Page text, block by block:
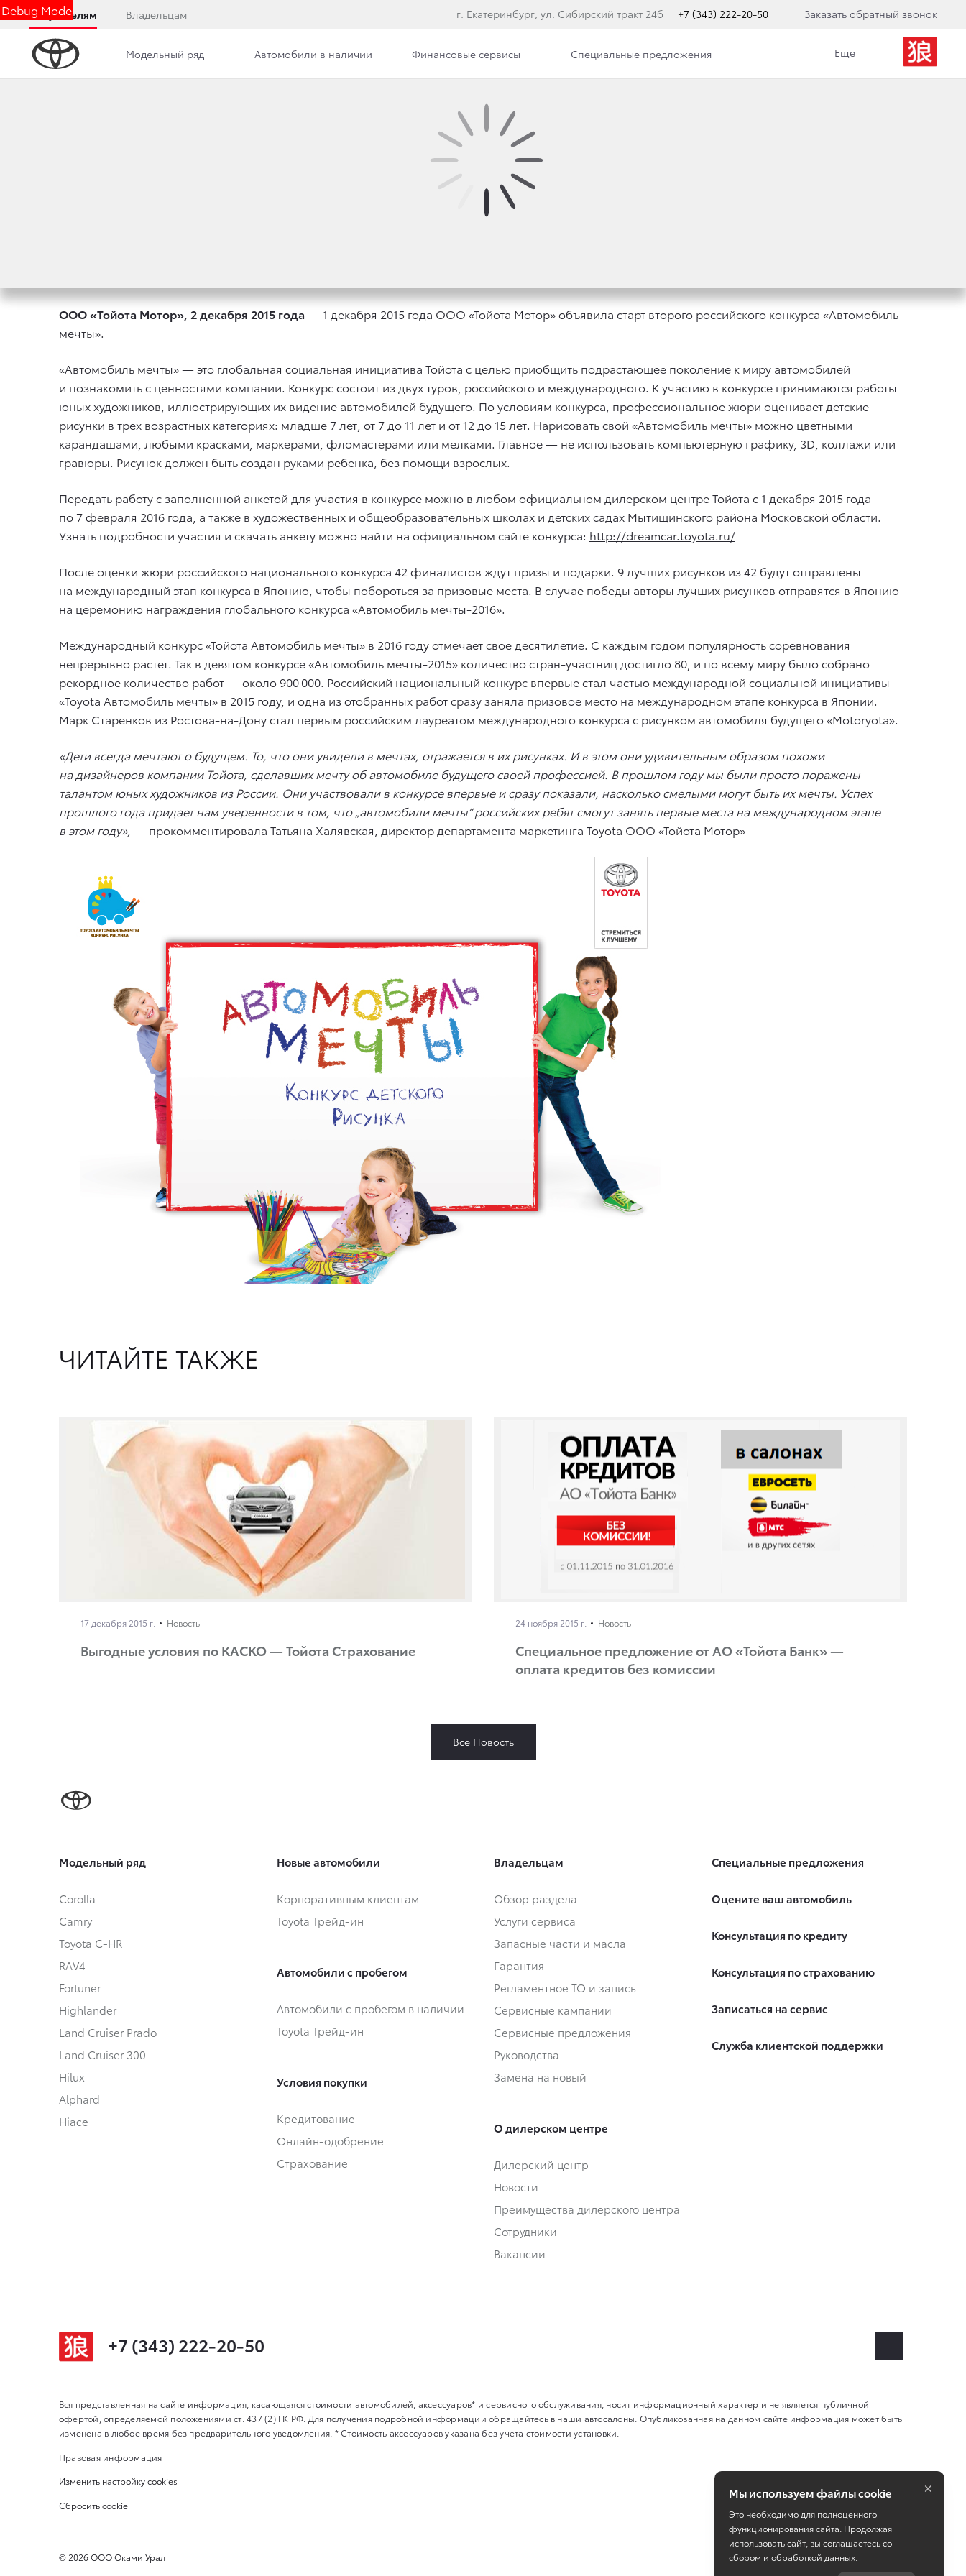
Debug Mode
Покупателям Владельцам г. Екатеринбург, ул. Сибирский тракт 24б +7 (343) 222-20-50 Заказать обратный звонок
Модельный ряд Автомобили в наличии Финансовые сервисы Специальные предложения Еще
TOYOTA ДАЕТ СТАРТ ВТОРОМУ РОССИЙСКОМУ КОНКУРСУ
ДЕТСКОГО РИСУНКА «АВТОМОБИЛЬ МЕЧТЫ»
ООО «Тойота Мотор», 2 декабря 2015 года — 1 декабря 2015 года ООО «Тойота Мотор» объявила старт второго российского конкурса «Автомобиль
мечты».
«Автомобиль мечты» — это глобальная социальная инициатива Тойота с целью приобщить подрастающее поколение к миру автомобилей
и познакомить с ценностями компании. Конкурс состоит из двух туров, российского и международного. К участию в конкурсе принимаются работы
юных художников, иллюстрирующих их видение автомобилей будущего. По условиям конкурса, профессиональное жюри оценивает детские
рисунки в трех возрастных категориях: младше 7 лет, от 7 до 11 лет и от 12 до 15 лет. Нарисовать свой «Автомобиль мечты» можно цветными
карандашами, любыми красками, маркерами, фломастерами или мелками. Главное — не использовать компьютерную графику, 3D, коллажи или
гравюры. Рисунок должен быть создан руками ребенка, без помощи взрослых.
Передать работу с заполненной анкетой для участия в конкурсе можно в любом официальном дилерском центре Тойота с 1 декабря 2015 года
по 7 февраля 2016 года, а также в художественных и общеобразовательных школах и детских садах Мытищинского района Московской области.
Узнать подробности участия и скачать анкету можно найти на официальном сайте конкурса: http://dreamcar.toyota.ru/
После оценки жюри российского национального конкурса 42 финалистов ждут призы и подарки. 9 лучших рисунков из 42 будут отправлены
на международный этап конкурса в Японию, чтобы побороться за призовые места. В случае победы авторы лучших рисунков отправятся в Японию
на церемонию награждения глобального конкурса «Автомобиль мечты-2016».
Международный конкурс «Тойота Автомобиль мечты» в 2016 году отмечает свое десятилетие. С каждым годом популярность соревнования
непрерывно растет. Так в девятом конкурсе «Автомобиль мечты-2015» количество стран-участниц достигло 80, и по всему миру было собрано
рекордное количество работ — около 900 000. Российский национальный конкурс впервые стал частью международной социальной инициативы
«Toyota Автомобиль мечты» в 2015 году, и одна из отобранных работ сразу заняла призовое место на международном этапе конкурса в Японии.
Марк Старенков из Ростова-на-Дону стал первым российским лауреатом международного конкурса с рисунком автомобиля будущего «Motoryota».
«Дети всегда мечтают о будущем. То, что они увидели в мечтах, отражается в их рисунках. И в этом они удивительным образом похожи
на дизайнеров компании Тойота, сделавших мечту об автомобиле будущего своей профессией. В прошлом году мы были просто поражены
талантом юных художников из России. Они участвовали в конкурсе впервые и сразу показали, насколько смелыми могут быть их мечты. Успех
прошлого года придает нам уверенности в том, что „автомобили мечты“ российских ребят смогут занять первые места на международном этапе
в этом году», — прокомментировала Татьяна Халявская, директор департамента маркетинга Toyota ООО «Тойота Мотор»
ЧИТАЙТЕ ТАКЖЕ
17 декабря 2015 г. Новость
Выгодные условия по КАСКО — Тойота Страхование
24 ноября 2015 г. Новость
Специальное предложение от АО «Тойота Банк» —
оплата кредитов без комиссии
Все Новость
Модельный ряд
Corolla
Camry
Toyota C-HR
RAV4
Fortuner
Highlander
Land Cruiser Prado
Land Cruiser 300
Hilux
Alphard
Hiace
Новые автомобили
Корпоративным клиентам
Toyota Трейд-ин
Автомобили с пробегом
Автомобили с пробегом в наличии
Toyota Трейд-ин
Условия покупки
Кредитование
Онлайн-одобрение
Страхование
Владельцам
Обзор раздела
Услуги сервиса
Запасные части и масла
Гарантия
Регламентное ТО и запись
Сервисные кампании
Сервисные предложения
Руководства
Замена на новый
О дилерском центре
Дилерский центр
Новости
Преимущества дилерского центра
Сотрудники
Вакансии
Специальные предложения
Оцените ваш автомобиль
Консультация по кредиту
Консультация по страхованию
Записаться на сервис
Служба клиентской поддержки
+7 (343) 222-20-50
Вся представленная на сайте информация, касающаяся стоимости автомобилей, аксессуаров* и сервисного обслуживания, носит информационный характер и не является публичной
офертой, определяемой положениями ст. 437 (2) ГК РФ. Для получения подробной информации обращайтесь в наши автосалоны. Опубликованная на данном сайте информация может быть
изменена в любое время без предварительного уведомления. * Стоимость аксессуаров указана без учета стоимости установки.
Правовая информация
Изменить настройку cookies
Сбросить cookie
© 2026ООО Оками Урал Работает на технологиях
Мы используем файлы cookie
Это необходимо для полноценного
функционирования сайта. Продолжая
использовать сайт, вы соглашаетесь со
сбором и обработкой данных.
×